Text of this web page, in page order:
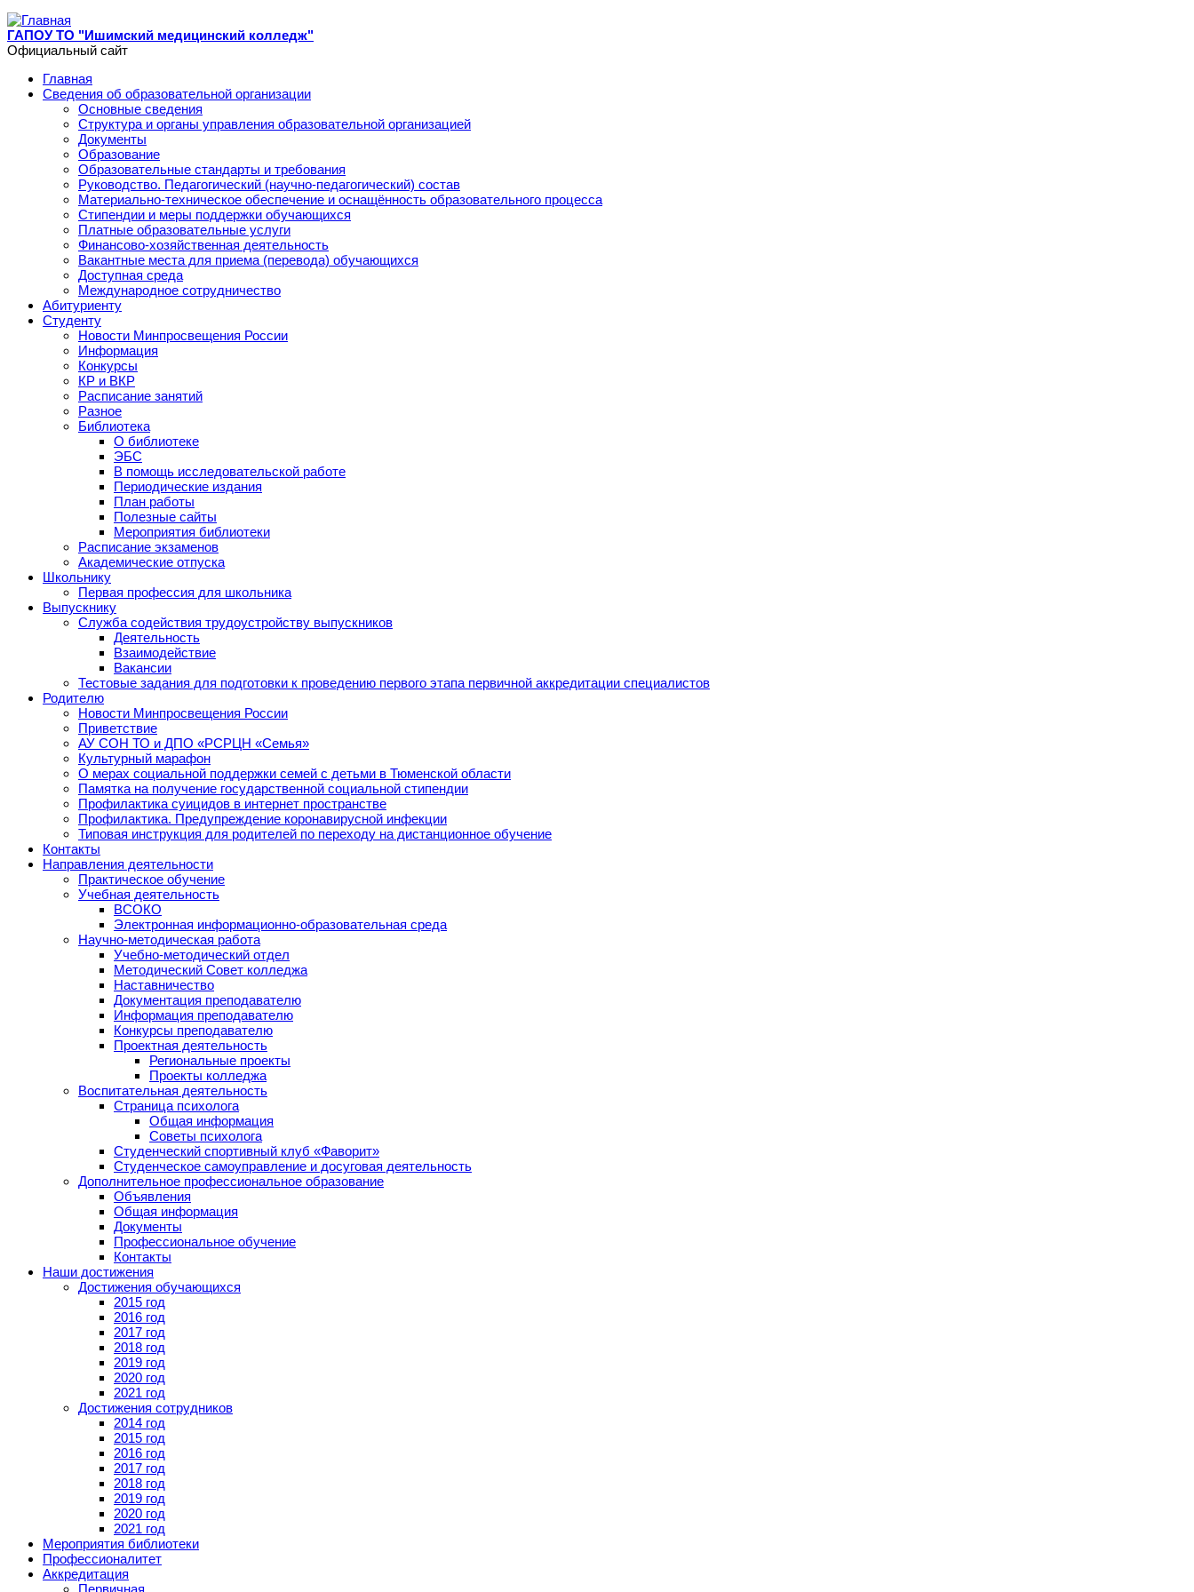
Перейти к основному содержанию
ГАПОУ ТО "Ишимский медицинский колледж"
Официальный сайт
Главная
Сведения об образовательной организации
Основные сведения
Структура и органы управления образовательной организацией
Документы
Образование
Образовательные стандарты и требования
Руководство. Педагогический (научно-педагогический) состав
Материально-техническое обеспечение и оснащённость образовательного процесса
Стипендии и меры поддержки обучающихся
Платные образовательные услуги
Финансово-хозяйственная деятельность
Вакантные места для приема (перевода) обучающихся
Доступная среда
Международное сотрудничество
Абитуриенту
Студенту
Новости Минпросвещения России
Информация
Конкурсы
КР и ВКР
Расписание занятий
Разное
Библиотека
О библиотеке
ЭБС
В помощь исследовательской работе
Периодические издания
План работы
Полезные сайты
Мероприятия библиотеки
Расписание экзаменов
Академические отпуска
Школьнику
Первая профессия для школьника
Выпускнику
Служба содействия трудоустройству выпускников
Деятельность
Взаимодействие
Вакансии
Тестовые задания для подготовки к проведению первого этапа первичной аккредитации специалистов
Родителю
Новости Минпросвещения России
Приветствие
АУ СОН ТО и ДПО «РСРЦН «Семья»
Культурный марафон
О мерах социальной поддержки семей с детьми в Тюменской области
Памятка на получение государственной социальной стипендии
Профилактика суицидов в интернет пространстве
Профилактика. Предупреждение коронавирусной инфекции
Типовая инструкция для родителей по переходу на дистанционное обучение
Контакты
Направления деятельности
Практическое обучение
Учебная деятельность
ВСОКО
Электронная информационно-образовательная среда
Научно-методическая работа
Учебно-методический отдел
Методический Совет колледжа
Наставничество
Документация преподавателю
Информация преподавателю
Конкурсы преподавателю
Проектная деятельность
Региональные проекты
Проекты колледжа
Воспитательная деятельность
Страница психолога
Общая информация
Советы психолога
Студенческий спортивный клуб «Фаворит»
Студенческое самоуправление и досуговая деятельность
Дополнительное профессиональное образование
Объявления
Общая информация
Документы
Профессиональное обучение
Контакты
Наши достижения
Достижения обучающихся
2015 год
2016 год
2017 год
2018 год
2019 год
2020 год
2021 год
Достижения сотрудников
2014 год
2015 год
2016 год
2017 год
2018 год
2019 год
2020 год
2021 год
Мероприятия библиотеки
Профессионалитет
Аккредитация
Первичная